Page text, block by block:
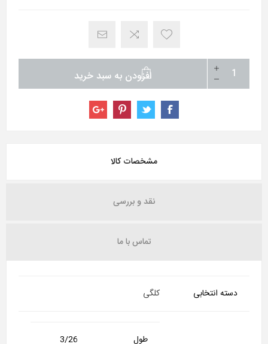
افزودن به سبد خرید
مشخصات کالا
نقد و بررسی
تماس با ما
دسته انتخابی کلگی
طول 3/26